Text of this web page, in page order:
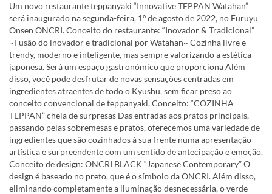
Um novo restaurante teppanyaki “Innovative TEPPAN Watahan”
será inaugurado na segunda-feira, 1º de agosto de 2022, no Furuyu
Onsen ONCRI. Conceito do restaurante: “Inovador & Tradicional”
~Fusão do inovador e tradicional por Watahan~ Cozinha livre e
trendy, moderno e inteligente, mas sempre valorizando a estética
japonesa. Será um espaço gastronómico que proporciona Além
disso, você pode desfrutar de novas sensações centradas em
ingredientes atraentes de todo o Kyushu, sem ficar preso ao
conceito convencional de teppanyaki. Conceito: “COZINHA
TEPPAN” cheia de surpresas Das entradas aos pratos principais,
passando pelas sobremesas e pratos, oferecemos uma variedade de
ingredientes que são cozinhados à sua frente numa apresentação
artística e surpreendente com um sentido de antecipação e emoção.
Conceito de design: ONCRI BLACK “Japanese Contemporary” O
design é baseado no preto, que é o símbolo da ONCRI. Além disso,
eliminando completamente a iluminação desnecessária, o verde